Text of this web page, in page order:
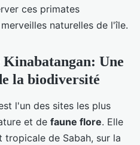
ces primates
naturelles de l'île.
Une
la biodiversité
l'un des sites les plus
et de faune flore. Elle
de Sabah, sur la